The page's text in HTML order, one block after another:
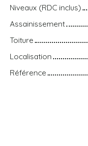
Niveaux (RDC inclus)
Assainissement
Toiture
Localisation
Référence